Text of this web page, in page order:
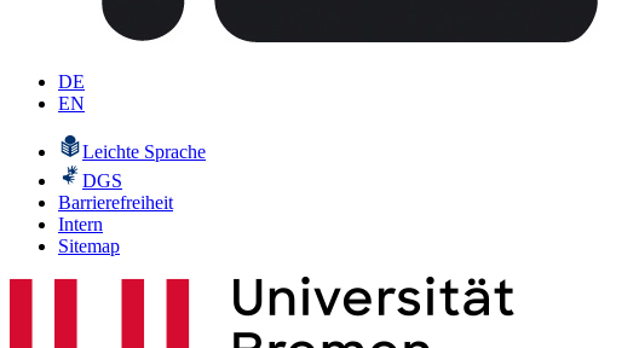
DE
EN
Leichte Sprache
DGS
Barrierefreiheit
Intern
Sitemap